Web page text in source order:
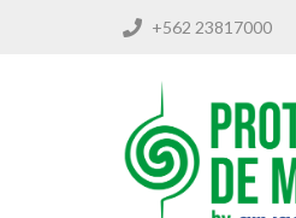
+562 23817000